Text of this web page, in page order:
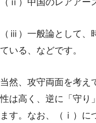
（ⅱ）中国のレアアー
（ⅲ）一般論として、
ている、などです。
当然、攻守両面を考え
性は高く、逆に「守り
ます。なお、（ⅰ）に